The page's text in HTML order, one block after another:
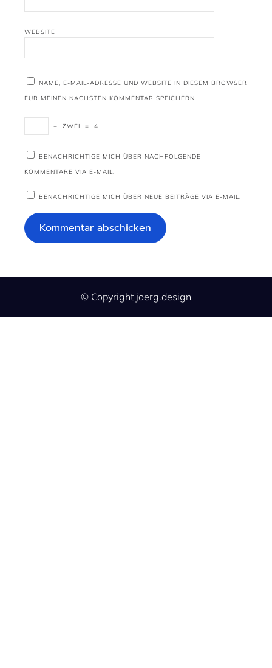
WEBSITE
NAME, E-MAIL-ADRESSE UND WEBSITE IN DIESEM BROWSER
FÜR MEINEN NÄCHSTEN KOMMENTAR SPEICHERN.
− ZWEI = 4
BENACHRICHTIGE MICH ÜBER NACHFOLGENDE
KOMMENTARE VIA E-MAIL.
BENACHRICHTIGE MICH ÜBER NEUE BEITRÄGE VIA E-MAIL.
© Copyright joerg.design